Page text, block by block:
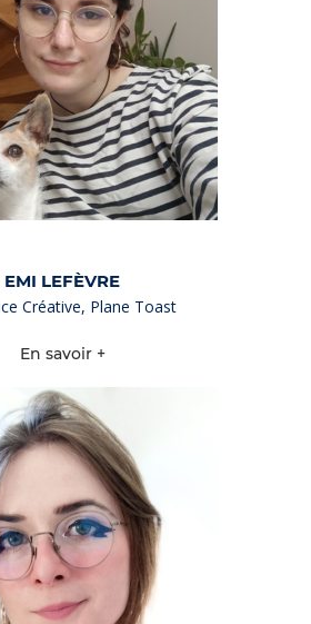
EMI LEFÈVRE
Créative, Plane Toast
En savoir +